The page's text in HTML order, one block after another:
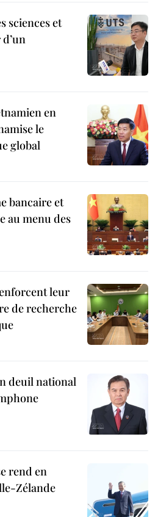
sciences et
en
le
global
bancaire et
au menu des
leur
de recherche
deuil national
rend en
Zélande